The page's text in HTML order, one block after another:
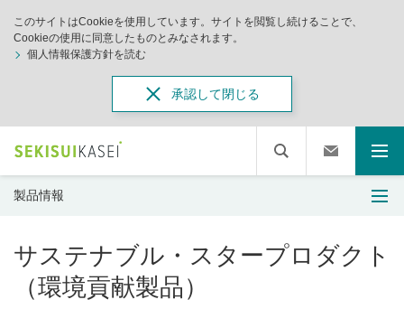
このサイトはCookieを使用しています。サイトを閲覧し続けることで、
Cookieの使用に同意したものとみなされます。
個人情報保護方針を読む
承認して閉じる
製品情報
サステナブル・スタープロダクト
（環境貢献製品）